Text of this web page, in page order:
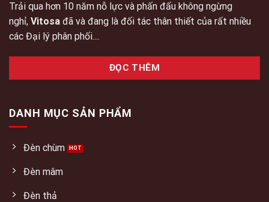
Trải qua hơn 10 năm nỗ lực và phấn đấu không ngừng
nghỉ, Vitosa đã và đang là đối tác thân thiết của rất nhiều
các Đại lý phân phối....
ĐỌC THÊM
DANH MỤC SẢN PHẨM
Đèn chùm
Đèn mâm
Đèn thả